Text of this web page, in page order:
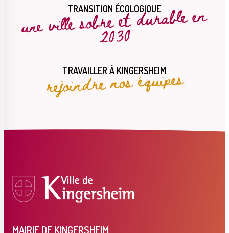
TRANSITION ÉCOLOGIQUE
une ville sobre et durable en
2030
TRAVAILLER À KINGERSHEIM
rejoindre nos équipes
MAIRIE DE KINGERSHEIM